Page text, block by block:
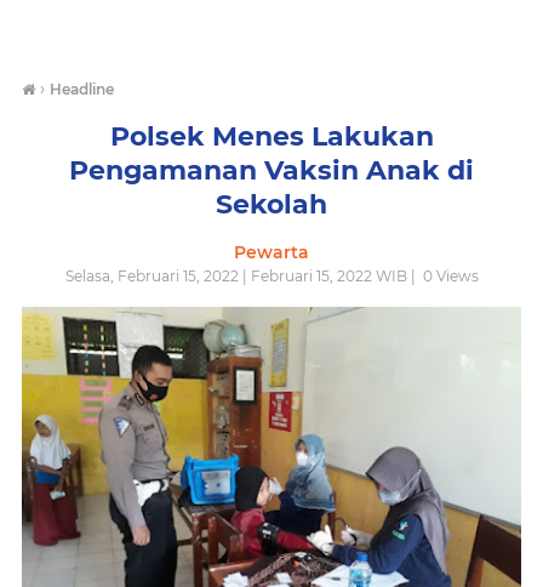
› Headline
Polsek Menes Lakukan
Pengamanan Vaksin Anak di
Sekolah
Pewarta
Selasa, Februari 15, 2022 | Februari 15, 2022 WIB | 0Views